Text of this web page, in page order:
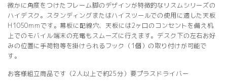
微かに角度をつけたフレーム脚のデザインが特徴的なリスムシリーズの
ハイデスク。スタンディングまたはハイスツールでの使用に適した天板
H1050mmです。幕板に配線穴、天板には2ヶ口のコンセントを備え机
上でのモバイル端末の充電もスムーズに行えます。デスク下の左右お好
みの位置に手荷物等を掛けられるフック（1個）の取り付けが可能で
す。
お客様組立商品です（2人以上で約25分）要プラスドライバー